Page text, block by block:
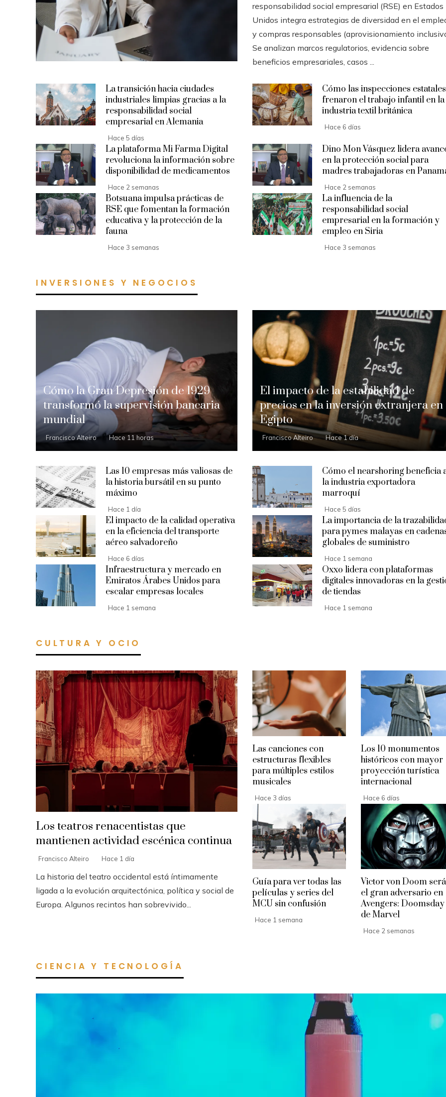
responsabilidad social empresarial (RSE) en Estados
Unidos integra estrategias de diversidad en el
y compras responsables (aprovisionamiento
Se analizan marcos regulatorios, evidencia sobre
beneficios empresariales, casos ...
La transición hacia ciudades
industriales limpias gracias a la
responsabilidad social
empresarial en Alemania
Hace 5 días
Cómo las inspecciones estatales
frenaron el trabajo infantil en la
industria textil británica
Hace 6 días
La plataforma Mi Farma Digital
revoluciona la información sobre
disponibilidad de medicamentos
Hace 2 semanas
Dino Mon Vásquez lidera
en la protección social para
madres trabajadoras en
Hace 2 semanas
Botsuana impulsa prácticas de
RSE que fomentan la formación
educativa y la protección de la
fauna
Hace 3 semanas
La influencia de la
responsabilidad social
empresarial en la formación y
empleo en Siria
Hace 3 semanas
INVERSIONES Y NEGOCIOS
Cómo la Gran Depresión de 1929
transformó la supervisión bancaria
mundial
Francisco Alteiro Hace 11 horas
El impacto de la estabilidad de
precios en la inversión extranjera en
Egipto
Francisco Alteiro Hace 1 día
Las 10 empresas más valiosas de
la historia bursátil en su punto
máximo
Hace 1 día
Cómo el nearshoring beneficia
la industria exportadora
marroquí
Hace 5 días
El impacto de la calidad operativa
en la eficiencia del transporte
aéreo salvadoreño
Hace 6 días
La importancia de la
para pymes malayas en
globales de suministro
Hace 1 semana
Infraestructura y mercado en
Emiratos Árabes Unidos para
escalar empresas locales
Hace 1 semana
Oxxo lidera con plataformas
digitales innovadoras en la
de tiendas
Hace 1 semana
CULTURA Y OCIO
Los teatros renacentistas que
mantienen actividad escénica continua
Francisco Alteiro Hace 1 día
La historia del teatro occidental está íntimamente
ligada a la evolución arquitectónica, política y social de
Europa. Algunos recintos han sobrevivido...
Las canciones con
estructuras flexibles
para múltiples estilos
musicales
Hace 3 días
Los 10 monumentos
históricos con mayor
proyección turística
internacional
Hace 6 días
Guía para ver todas las
películas y series del
MCU sin confusión
Hace 1 semana
Victor von Doom será
el gran adversario en
Avengers: Doomsday
de Marvel
Hace 2 semanas
CIENCIA Y TECNOLOGÍA